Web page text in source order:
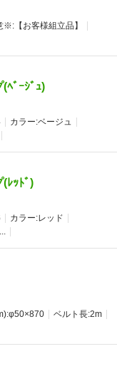
【お客様組立品】
ﾍﾞｰｼﾞｭ)
カラー:ベージュ
ﾚｯﾄﾞ)
カラー:レッド
ベルト長:2m